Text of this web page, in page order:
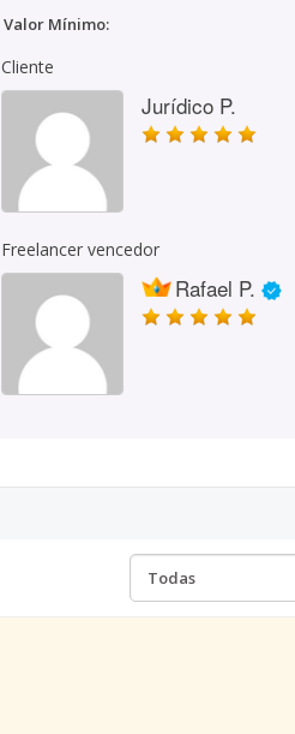
Valor Mínimo:
Cliente
Jurídico P.
Freelancer vencedor
Rafael P.